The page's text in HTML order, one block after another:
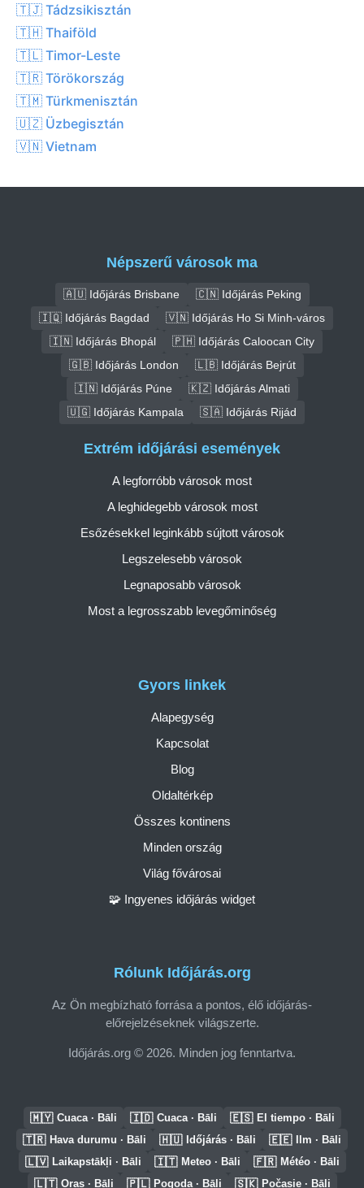
🇹🇯 Tádzsikisztán
🇹🇭 Thaiföld
🇹🇱 Timor-Leste
🇹🇷 Törökország
🇹🇲 Türkmenisztán
🇺🇿 Üzbegisztán
🇻🇳 Vietnam
Népszerű városok ma
🇦🇺 Időjárás Brisbane
🇨🇳 Időjárás Peking
🇮🇶 Időjárás Bagdad
🇻🇳 Időjárás Ho Si Minh-város
🇮🇳 Időjárás Bhopál
🇵🇭 Időjárás Caloocan City
🇬🇧 Időjárás London
🇱🇧 Időjárás Bejrút
🇮🇳 Időjárás Púne
🇰🇿 Időjárás Almati
🇺🇬 Időjárás Kampala
🇸🇦 Időjárás Rijád
Rólunk Időjárás.org
Az Ön megbízható forrása a pontos, élő időjárás-
előrejelzéseknek világszerte.
Időjárás.org © 2026. Minden jog fenntartva.
Gyors linkek
Alapegység
Kapcsolat
Blog
Oldaltérkép
Összes kontinens
Minden ország
Világ fővárosai
🧩 Ingyenes időjárás widget
Extrém időjárási események
A legforróbb városok most
A leghidegebb városok most
Esőzésekkel leginkább sújtott városok
Legszelesebb városok
Legnaposabb városok
Most a legrosszabb levegőminőség
🇲🇾 Cuaca · Bāli 🇮🇩 Cuaca · Bāli 🇪🇸 El tiempo · Bāli
🇹🇷 Hava durumu · Bāli 🇭🇺 Időjárás · Bāli 🇪🇪 Ilm · Bāli
🇱🇻 Laikapstākļi · Bāli 🇮🇹 Meteo · Bāli 🇫🇷 Météo · Bāli
🇱🇹 Oras · Bāli 🇵🇱 Pogoda · Bāli 🇸🇰 Počasie · Bāli